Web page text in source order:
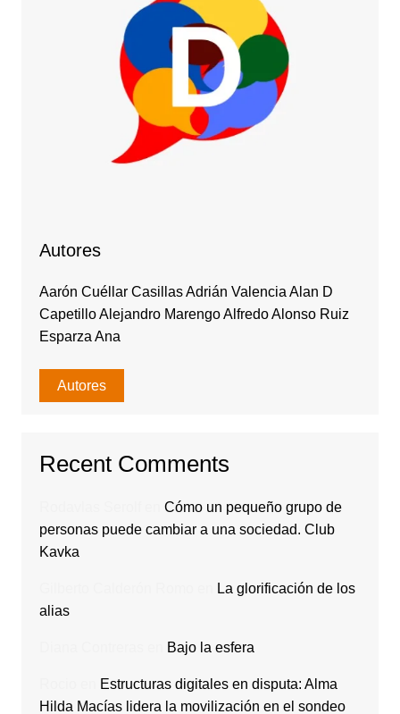
Autores
Aarón Cuéllar Casillas Adrián Valencia Alan D
Capetillo Alejandro Marengo Alfredo Alonso Ruiz
Esparza Ana
Autores
Recent Comments
Cómo un pequeño grupo de
personas puede cambiar a una sociedad. Club
Kavka
La glorificación de los
alias
Bajo la esfera
Estructuras digitales en disputa: Alma
Hilda Macías lidera la movilización en el sondeo